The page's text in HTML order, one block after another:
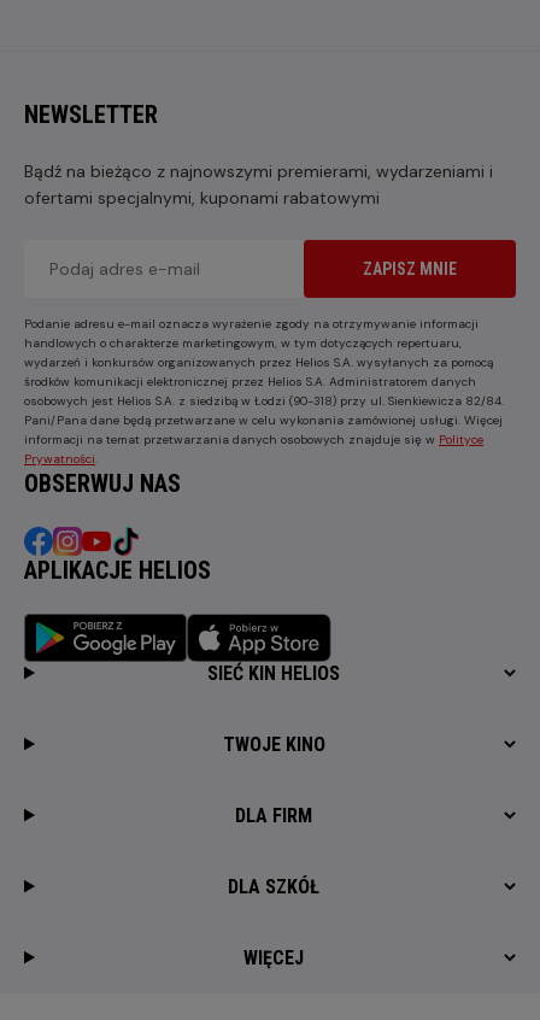
NEWSLETTER
Bądź na bieżąco z najnowszymi premierami, wydarzeniami i
ofertami specjalnymi, kuponami rabatowymi
ZAPISZ MNIE
Podanie adresu e-mail oznacza wyrażenie zgody na otrzymywanie informacji
handlowych o charakterze marketingowym, w tym dotyczących repertuaru,
wydarzeń i konkursów organizowanych przez Helios S.A. wysyłanych za pomocą
środków komunikacji elektronicznej przez Helios S.A. Administratorem danych
osobowych jest Helios S.A. z siedzibą w Łodzi (90-318) przy ul. Sienkiewicza 82/84.
Pani/Pana dane będą przetwarzane w celu wykonania zamówionej usługi. Więcej
informacji na temat przetwarzania danych osobowych znajduje się w Polityce
Prywatności
OBSERWUJ NAS
APLIKACJE HELIOS
SIEĆ KIN HELIOS
TWOJE KINO
DLA FIRM
DLA SZKÓŁ
WIĘCEJ